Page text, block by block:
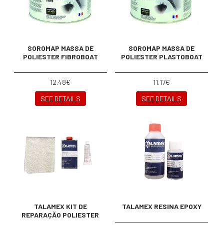
SOROMAP MASSA DE
POLIESTER FIBROBOAT
12.48€
SEE DETAILS
SOROMAP MASSA DE
POLIESTER PLASTOBOAT
11.17€
SEE DETAILS
TALAMEX KIT DE
REPARAÇÃO POLIESTER
TALAMEX RESINA EPOXY